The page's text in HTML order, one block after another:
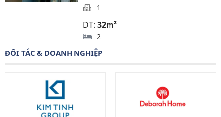
1
DT:32m²
2
ĐỐI TÁC & DOANH NGHIỆP